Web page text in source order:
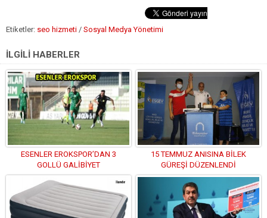
Etiketler: seo hizmeti / Sosyal Medya Yönetimi
İLGİLİ HABERLER
ESENLER EROKSPOR’DAN 3
GOLLÜ GALİBİYET
15 TEMMUZ ANISINA BİLEK
GÜREŞİ DÜZENLENDİ